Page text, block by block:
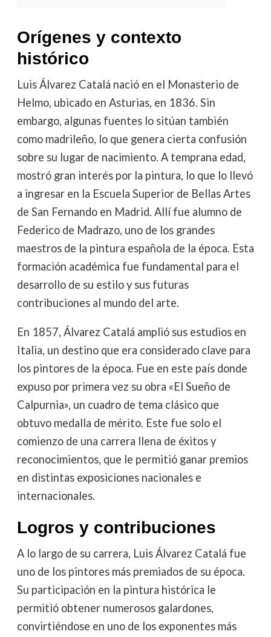
Orígenes y contexto
histórico
Luis Álvarez Catalá nació en el Monasterio de
Helmo, ubicado en Asturias, en 1836. Sin
embargo, algunas fuentes lo sitúan también
como madrileño, lo que genera cierta confusión
sobre su lugar de nacimiento. A temprana edad,
mostró gran interés por la pintura, lo que lo llevó
a ingresar en la Escuela Superior de Bellas Artes
de San Fernando en Madrid. Allí fue alumno de
Federico de Madrazo, uno de los grandes
maestros de la pintura española de la época. Esta
formación académica fue fundamental para el
desarrollo de su estilo y sus futuras
contribuciones al mundo del arte.
En 1857, Álvarez Catalá amplió sus estudios en
Italia, un destino que era considerado clave para
los pintores de la época. Fue en este país donde
expuso por primera vez su obra «El Sueño de
Calpurnia», un cuadro de tema clásico que
obtuvo medalla de mérito. Este fue solo el
comienzo de una carrera llena de éxitos y
reconocimientos, que le permitió ganar premios
en distintas exposiciones nacionales e
internacionales.
Logros y contribuciones
A lo largo de su carrera, Luis Álvarez Catalá fue
uno de los pintores más premiados de su época.
Su participación en la pintura histórica le
permitió obtener numerosos galardones,
convirtiéndose en uno de los exponentes más